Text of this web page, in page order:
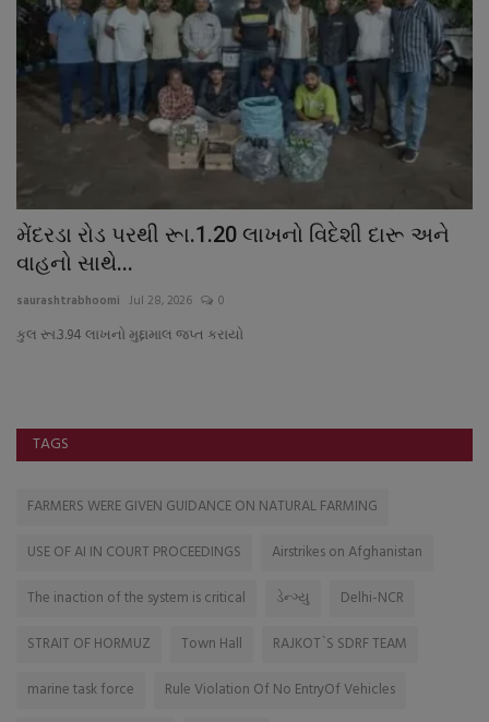
મેંદરડા રોડ પરથી રૂા.1.20 લાખનો વિદેશી દારૂ અને
વાહનો સાથે...
saurashtrabhoomi Jul 28, 2026 0
કુલ રૂા.3.94 લાખનો મુદ્દામાલ જપ્ત કરાયો
TAGS
FARMERS WERE GIVEN GUIDANCE ON NATURAL FARMING
USE OF AI IN COURT PROCEEDINGS
Airstrikes on Afghanistan
The inaction of the system is critical
ડેન્ગ્યુ
Delhi-NCR
STRAIT OF HORMUZ
Town Hall
RAJKOT`S SDRF TEAM
marine task force
Rule Violation Of No EntryOf Vehicles